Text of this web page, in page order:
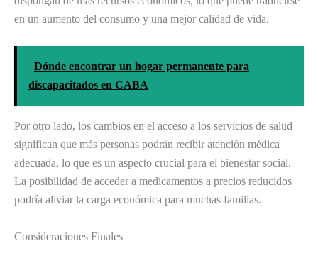
en un aumento del consumo y una mejor calidad de vida.
Dónde encontrar un hogar permanente para
discapacitados en CABA
Por otro lado, los cambios en el acceso a los servicios de salud
significan que más personas podrán recibir atención médica
adecuada, lo que es un aspecto crucial para el bienestar social.
La posibilidad de acceder a medicamentos a precios reducidos
podría aliviar la carga económica para muchas familias.
Consideraciones Finales